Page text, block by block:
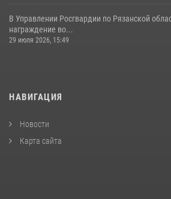
В Управлении Росгвардии по Рязанской
награждение во...
29 июля 2026, 15:49
НАВИГАЦИЯ
Новости
Карта сайта